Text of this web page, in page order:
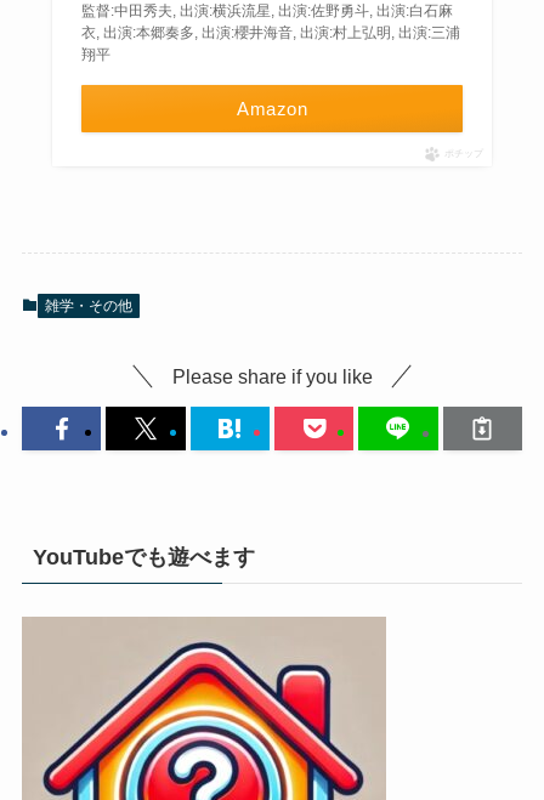
監督:中田秀夫, 出演:横浜流星, 出演:佐野勇斗, 出演:白石麻
衣, 出演:本郷奏多, 出演:櫻井海音, 出演:村上弘明, 出演:三浦
翔平
Amazon
ポチップ
雑学・その他
Please share if you like
YouTubeでも遊べます